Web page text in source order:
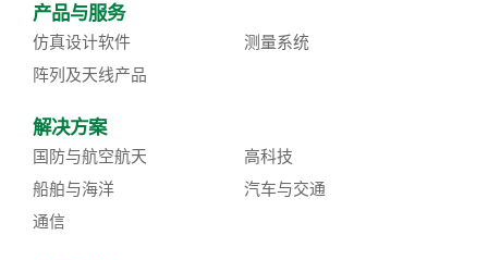
产品与服务
仿真设计软件
测量系统
阵列及天线产品
解决方案
国防与航空航天
高科技
船舶与海洋
汽车与交通
通信